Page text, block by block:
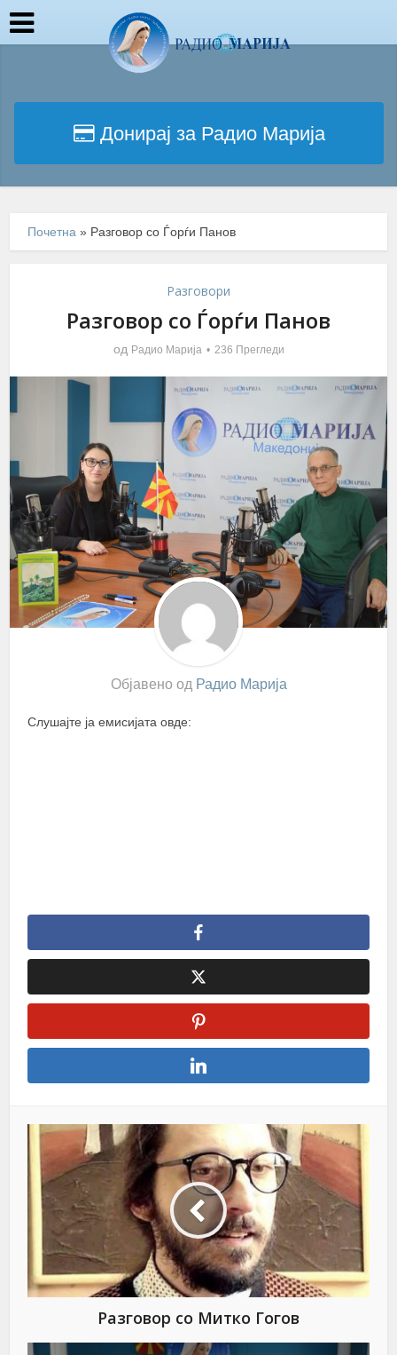
Донирај за Радио Марија
Почетна » Разговор со Ѓорѓи Панов
Разговори
Разговор со Ѓорѓи Панов
од Радио Марија 236 Прегледи
Објавено од Радио Марија
Слушајте ја емисијата овде:
Разговор со Митко Гогов